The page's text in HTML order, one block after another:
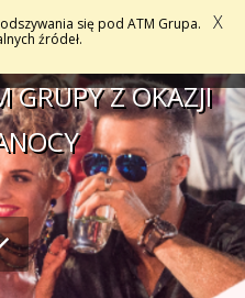
MENU
GRUPY Z OKAZJI
się pod ATM Grupa.
źródeł.
X